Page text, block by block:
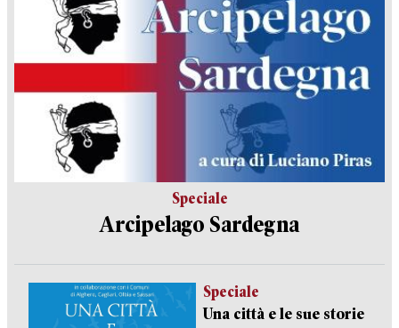
Speciale
Arcipelago Sardegna
Speciale
Una città e le sue storie